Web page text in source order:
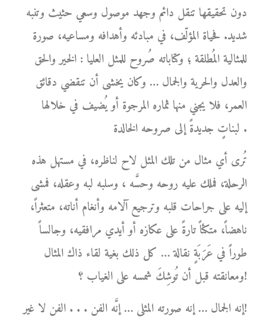
دون تحقيقها تنقل دائم وجهد موصول وسعي حثيث وتنبه
شديد. فحياة المؤلّف، في مبادئه وأهدافه ومساعيه، صورة
للمثالية المُطلقة ؛ وكتاباته صُروح للمثل العليا : الخير والحق
والعدل والحرية والجمال … وكان يخشى أن تنقضي دقائق
العمر، فلا يجني منها ثماره المرجوة أو يُضيف في خلالها
لبناتٍ جديدةً إلى صروحه الخالدة .
تُرى أي مثال من تلك المثل لاح لناظره، في مستهل هذه
الرحلة، فملك عليه روحه وحسَّه ، وسلبه لبه وعقله، فمشى
إليه على جراحات قلبه وترجيع آلامه وأنغام أناته، متعثراً،
ناهضاً، متكئاً تارةً على عكازه أو أيدي مرافقيه، وجالساً
طوراً في عَرَبَةٍ نقالة … كل ذلك بغية لقاء ذاك المثال
ومعانقته قبل أن تُوشِكَ شمسه على الغياب ؟!
إنه الجمال … إنه صورته المثلى … إنَّه الفن . . . الفن لا غير!